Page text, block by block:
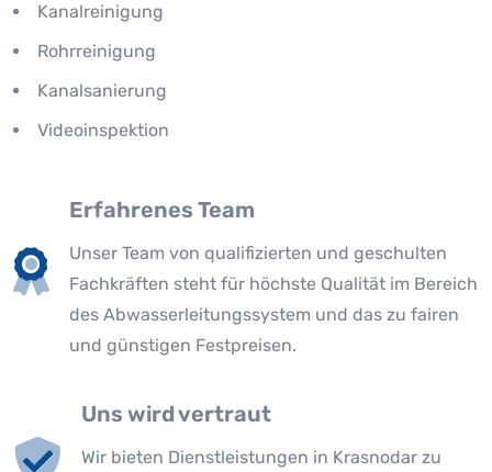
Kanalreinigung
Rohrreinigung
Kanalsanierung
Videoinspektion
Erfahrenes Team
Unser Team von qualifizierten und geschulten
Fachkräften steht für höchste Qualität im Bereich
des Abwasserleitungssystem und das zu fairen
und günstigen Festpreisen.
Uns wird vertraut
Wir bieten Dienstleistungen in Krasnodar zu